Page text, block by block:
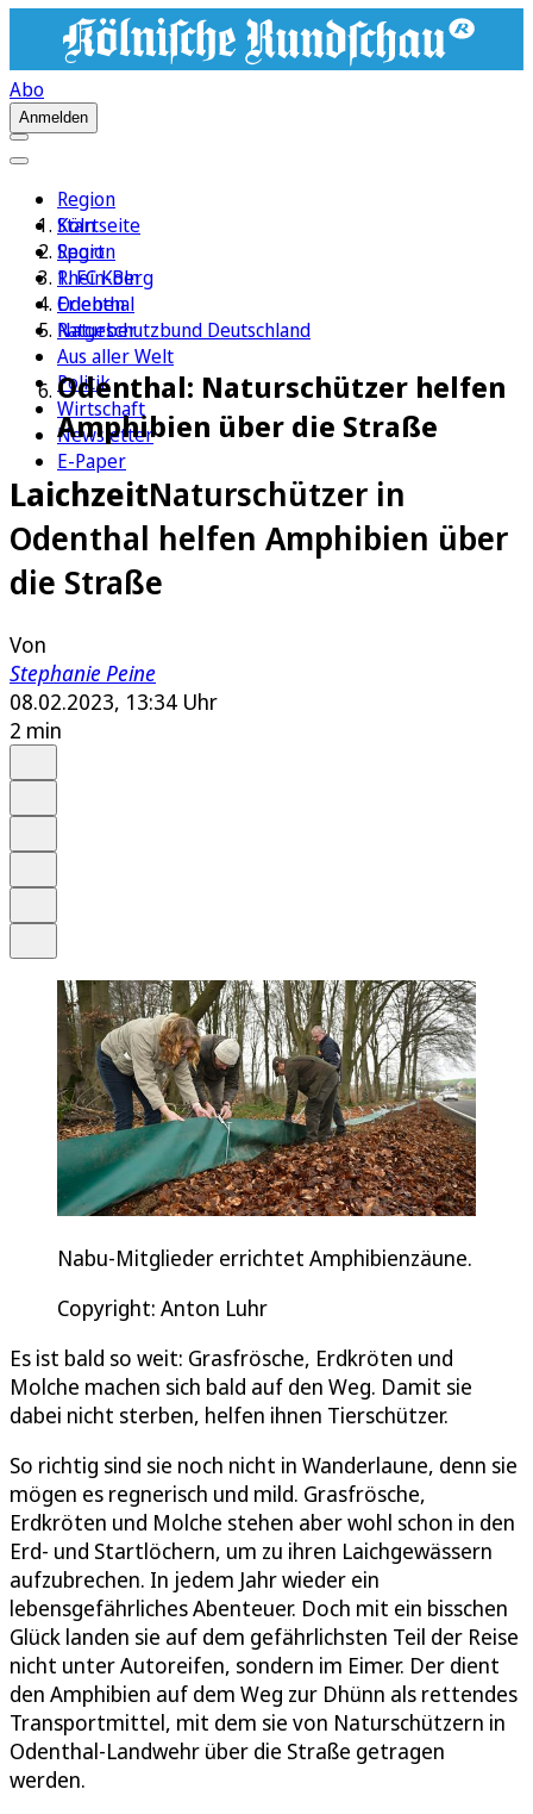
Abo
Anmelden
Region
Köln
Sport
1. FC Köln
Erleben
Ratgeber
Aus aller Welt
Politik
Wirtschaft
Newsletter
E-Paper
Startseite
Region
Rhein-Berg
Odenthal
Naturschutzbund Deutschland
Odenthal: Naturschützer helfen
Amphibien über die Straße
LaichzeitNaturschützer in
Odenthal helfen Amphibien über
die Straße
Von
Stephanie Peine
08.02.2023, 13:34 Uhr
2 min
Nabu-Mitglieder errichtet Amphibienzäune.
Copyright: Anton Luhr
Es ist bald so weit: Grasfrösche, Erdkröten und
Molche machen sich bald auf den Weg. Damit sie
dabei nicht sterben, helfen ihnen Tierschützer.
So richtig sind sie noch nicht in Wanderlaune, denn sie
mögen es regnerisch und mild. Grasfrösche,
Erdkröten und Molche stehen aber wohl schon in den
Erd- und Startlöchern, um zu ihren Laichgewässern
aufzubrechen. In jedem Jahr wieder ein
lebensgefährliches Abenteuer. Doch mit ein bisschen
Glück landen sie auf dem gefährlichsten Teil der Reise
nicht unter Autoreifen, sondern im Eimer. Der dient
den Amphibien auf dem Weg zur Dhünn als rettendes
Transportmittel, mit dem sie von Naturschützern in
Odenthal-Landwehr über die Straße getragen
werden.